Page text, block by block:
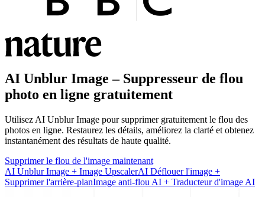
AI Unblur Image – Suppresseur de flou
photo en ligne gratuitement
Utilisez AI Unblur Image pour supprimer gratuitement le flou des
photos en ligne. Restaurez les détails, améliorez la clarté et obtenez
instantanément des résultats de haute qualité.
Supprimer le flou de l'image maintenant
AI Unblur Image + Image UpscalerAI Déflouer l'image +
Supprimer l'arrière-planImage anti-flou AI + Traducteur d'image AI